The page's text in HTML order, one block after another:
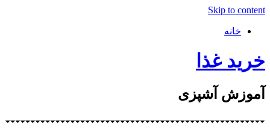
Skip to content
خانه
خرید غذا
آموزش آشپزی